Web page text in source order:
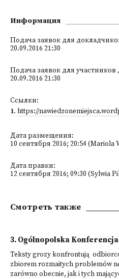
Информация
Подача заявок для
20.09.2016 21:30
Подача заявок для участников
20.09.2016 21:30
Ссылки:
1. https://
Дата размещения:
10 сентября 2016; 20:54 (Mariola
Дата правки:
12 сентября 2016; 09:30 (Sylwia
Смотреть также
3. Ogólnopolska
Teksty grozy konfrontują
zbiorem rozmaitych problemów
zarówno obecnie, jak i tych